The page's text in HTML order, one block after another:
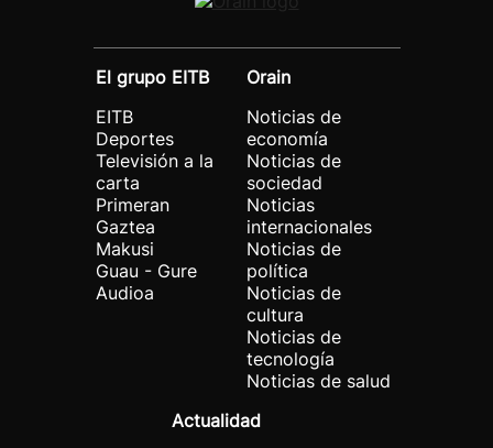
El grupo EITB
EITB
Deportes
Televisión a la
carta
Primeran
Gaztea
Makusi
Guau - Gure
Audioa
Orain
Noticias de
economía
Noticias de
sociedad
Noticias
internacionales
Noticias de
política
Noticias de
cultura
Noticias de
tecnología
Noticias de salud
Actualidad